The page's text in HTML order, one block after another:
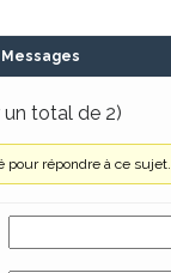
Messages
un total de 2)
pour répondre à ce sujet.